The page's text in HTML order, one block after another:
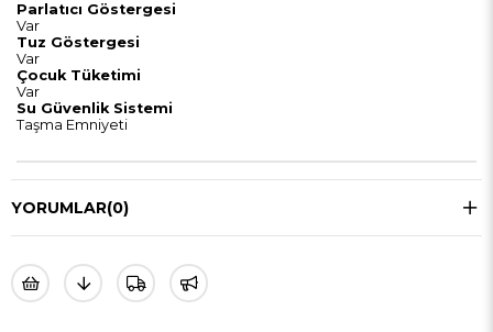
Parlatıcı Göstergesi
Var
Tuz Göstergesi
Var
Çocuk Tüketimi
Var
Su Güvenlik Sistemi
Taşma Emniyeti
YORUMLAR(0)